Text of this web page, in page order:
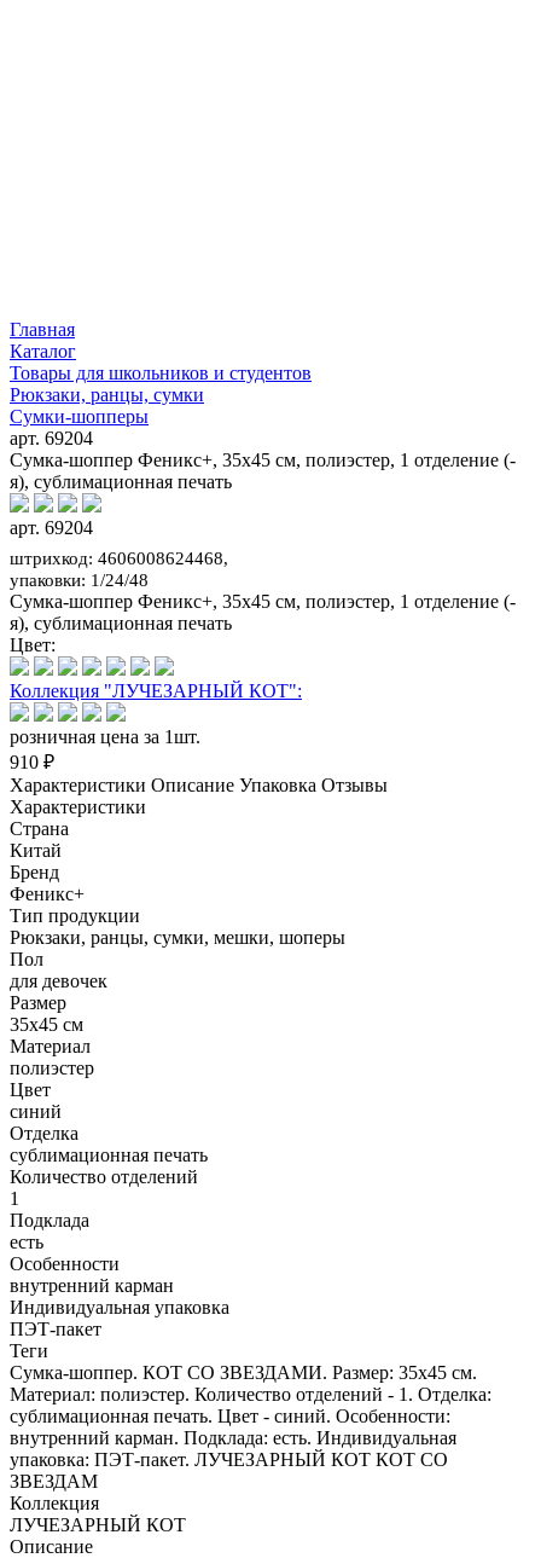
Главная
Каталог
Товары для школьников и студентов
Рюкзаки, ранцы, сумки
Сумки-шопперы
арт. 69204
Сумка-шоппер Феникс+, 35x45 см, полиэстер, 1 отделение (-
я), сублимационная печать
арт. 69204
штрихкод: 4606008624468,
упаковки: 1/24/48
Сумка-шоппер Феникс+, 35x45 см, полиэстер, 1 отделение (-
я), сублимационная печать
Цвет:
Коллекция "ЛУЧЕЗАРНЫЙ КОТ":
розничная цена за 1шт.
910 ₽
Характеристики Описание Упаковка Отзывы
Характеристики
Страна
Китай
Бренд
Феникс+
Тип продукции
Рюкзаки, ранцы, сумки, мешки, шоперы
Пол
для девочек
Размер
35x45 см
Материал
полиэстер
Цвет
синий
Отделка
сублимационная печать
Количество отделений
1
Подклада
есть
Особенности
внутренний карман
Индивидуальная упаковка
ПЭТ-пакет
Теги
Сумка-шоппер. КОТ СО ЗВЕЗДАМИ. Размер: 35x45 см.
Материал: полиэстер. Количество отделений - 1. Отделка:
сублимационная печать. Цвет - синий. Особенности:
внутренний карман. Подклада: есть. Индивидуальная
упаковка: ПЭТ-пакет. ЛУЧЕЗАРНЫЙ КОТ КОТ СО
ЗВЕЗДАМ
Коллекция
ЛУЧЕЗАРНЫЙ КОТ
Описание